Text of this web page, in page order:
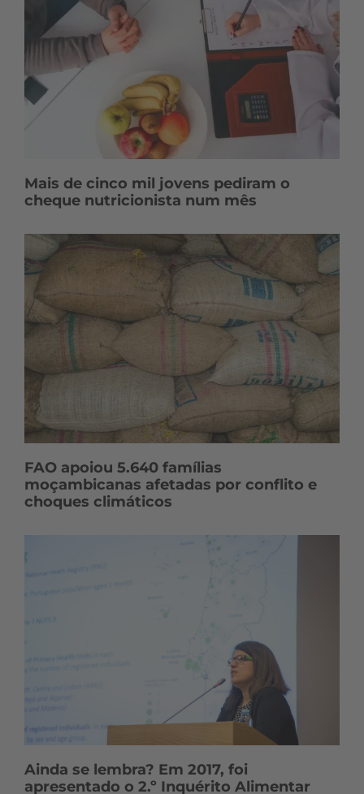
Mais de cinco mil jovens pediram o
cheque nutricionista num mês
FAO apoiou 5.640 famílias
moçambicanas afetadas por conflito e
choques climáticos
Ainda se lembra? Em 2017, foi
apresentado o 2.º Inquérito Alimentar